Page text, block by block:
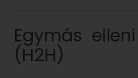
Egymás
(H2H)